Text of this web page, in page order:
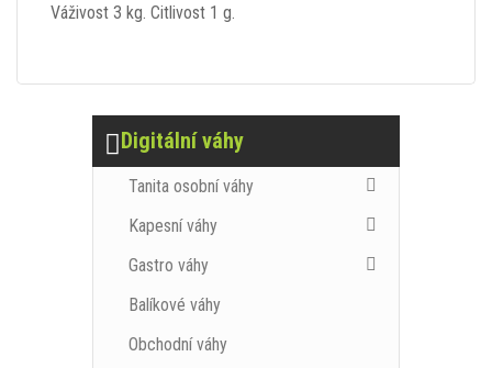
Váživost 3 kg. Citlivost 1 g.
Digitální váhy
Tanita osobní váhy
Kapesní váhy
Gastro váhy
Balíkové váhy
Obchodní váhy